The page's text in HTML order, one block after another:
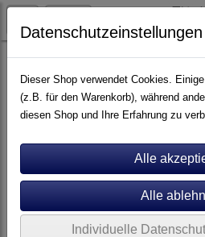
Stromversorgung
Datenschutzeinstellungen
Dieser Shop verwendet Cookies.
(z.B. für den Warenkorb), während
diesen Shop und Ihre Erfahrung zu
Individuelle